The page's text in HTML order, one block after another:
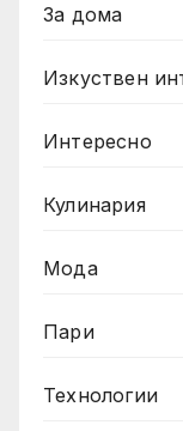
За дома
Изкуствен
Интересно
Кулинария
Мода
Пари
Технологии